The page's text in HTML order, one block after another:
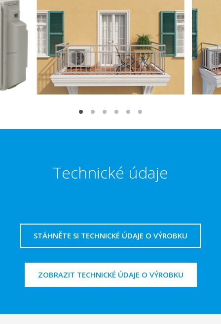
Technické údaje
STÁHNĚTE SI TECHNICKÉ ÚDAJE O VÝROBKU
ZOBRAZIT TECHNICKÉ ÚDAJE O VÝROBKU